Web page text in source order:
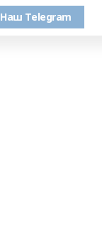
Наш Telegram